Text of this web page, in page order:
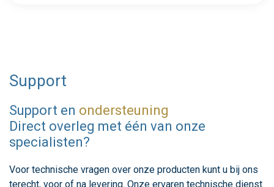
Support
Support en ondersteuning
Direct overleg met één van onze
specialisten?
Voor technische vragen over onze producten kunt u bij ons
terecht, voor of na levering. Onze ervaren technische dienst